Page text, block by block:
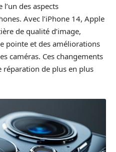
des aspects
Avec l’iPhone 14, Apple
de qualité d’image,
pointe et des améliorations
caméras. Ces changements
réparation de plus en plus